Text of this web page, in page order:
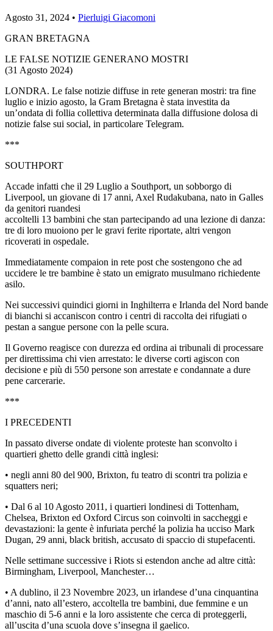
Agosto 31, 2024 • Pierluigi Giacomoni
GRAN BRETAGNA
LE FALSE NOTIZIE GENERANO MOSTRI
(31 Agosto 2024)
LONDRA. Le false notizie diffuse in rete generan mostri: tra fine
luglio e inizio agosto, la Gram Bretagna è stata investita da
un’ondata di follia collettiva determinata dalla diffusione dolosa di
notizie false sui social, in particolare Telegram.
***
SOUTHPORT
Accade infatti che il 29 Luglio a Southport, un sobborgo di
Liverpool, un giovane di 17 anni, Axel Rudakubana, nato in Galles
da genitori ruandesi
accoltelli 13 bambini che stan partecipando ad una lezione di danza:
tre di loro muoiono per le gravi ferite riportate, altri vengon
ricoverati in ospedale.
Immediatamente compaion in rete post che sostengono che ad
uccidere le tre bambine è stato un emigrato musulmano richiedente
asilo.
Nei successivi quindici giorni in Inghilterra e Irlanda del Nord bande
di bianchi si accaniscon contro i centri di raccolta dei rifugiati o
pestan a sangue persone con la pelle scura.
Il Governo reagisce con durezza ed ordina ai tribunali di processare
per direttissima chi vien arrestato: le diverse corti agiscon con
decisione e più di 550 persone son arrestate e condannate a dure
pene carcerarie.
***
I PRECEDENTI
In passato diverse ondate di violente proteste han sconvolto i
quartieri ghetto delle grandi città inglesi:
• negli anni 80 del 900, Brixton, fu teatro di scontri tra polizia e
squatters neri;
• Dal 6 al 10 Agosto 2011, i quartieri londinesi di Tottenham,
Chelsea, Brixton ed Oxford Circus son coinvolti in saccheggi e
devastazioni: la gente è infuriata perché la polizia ha ucciso Mark
Dugan, 29 anni, black british, accusato di spaccio di stupefacenti.
Nelle settimane successive i Riots si estendon anche ad altre città:
Birmingham, Liverpool, Manchester…
• A dublino, il 23 Novembre 2023, un irlandese d’una cinquantina
d’anni, nato all’estero, accoltella tre bambini, due femmine e un
maschio di 5-6 anni e la loro assistente che cerca di proteggerli,
all’uscita d’una scuola dove s’insegna il gaelico.